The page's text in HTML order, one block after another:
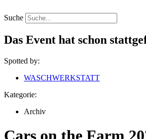
Inhalt
springen
Suche
Das Event hat schon
Spotted by:
WASCHWERKSTATT
Kategorie:
Archiv